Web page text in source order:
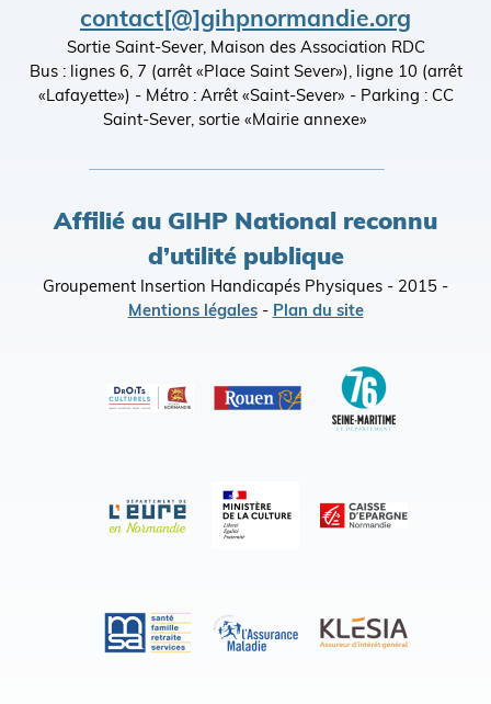
contact[@]gihpnormandie.org
Sortie Saint-Sever, Maison des Association RDC
Bus : lignes 6, 7 (arrêt «Place Saint Sever»), ligne 10 (arrêt
«Lafayette») - Métro : Arrêt «Saint-Sever» - Parking : CC
Saint-Sever, sortie «Mairie annexe»
Affilié au GIHP National reconnu
d’utilité publique
Groupement Insertion Handicapés Physiques - 2015 -
Mentions légales- Plan du site